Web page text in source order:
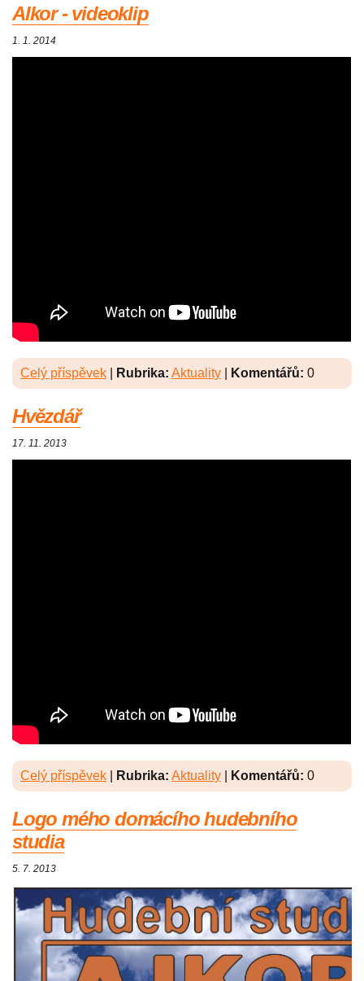
Alkor - videoklip
1. 1. 2014
Celý příspěvek Rubrika: Aktuality Komentářů: 0
Hvězdář
17. 11. 2013
Celý příspěvek Rubrika: Aktuality Komentářů: 0
Logo mého domácího hudebního
studia
5. 7. 2013